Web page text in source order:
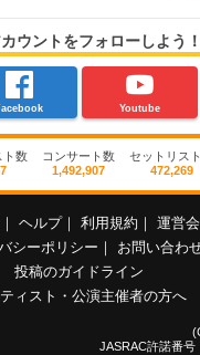
ウントをフォローしよう！
Youtube
ト数
コンサート数
1,492,907
セットリス
472,269
ヘルプ 利用規約
運営
シーポリシー
お問い合わ
投稿のガイドライン
ィスト・公演主催者の方へ
JASRAC許諾番号